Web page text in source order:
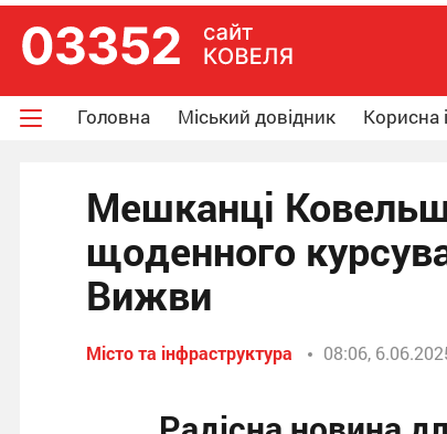
Головна Міський довідник Корисна
Мешканці
щоденного
Вижви
Місто та інфраструктура 08:06,